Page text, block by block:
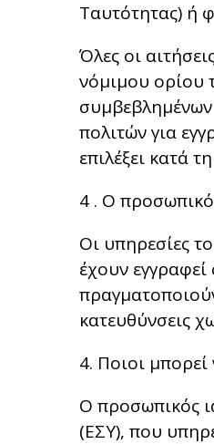
Ταυτότητας) ή
Όλες οι
νόμιμου ορίου
συμβεβλημένων
πολιτών για
επιλέξει κατά
4 . Ο
Οι υπηρεσίες
έχουν
κατευθύνσεις
4. Ποιοι μπορεί
Ο προσωπικός
(ΕΣΥ), που